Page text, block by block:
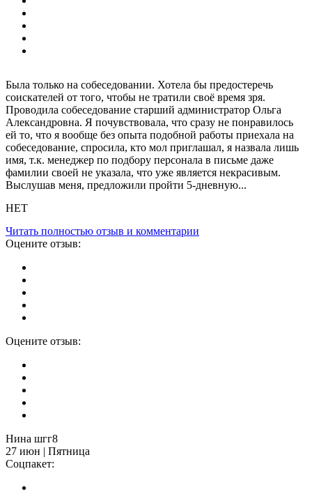
Была только на собеседовании. Хотела бы предостеречь
соискателей от того, чтобы не тратили своё время зря.
Проводила собеседование старший администратор Ольга
Александровна. Я почувствовала, что сразу не понравилось
ей то, что я вообще без опыта подобной работы приехала на
собеседование, спросила, кто мол приглашал, я назвала лишь
имя, т.к. менеджер по подбору персонала в письме даже
фамилии своей не указала, что уже является некрасивым.
Выслушав меня, предложили пройти 5-дневную...
НЕТ
Читать полностью отзыв и комментарии
Оцените отзыв:
Оцените отзыв:
Нина шгг8
27 июн | Пятница
Соцпакет: